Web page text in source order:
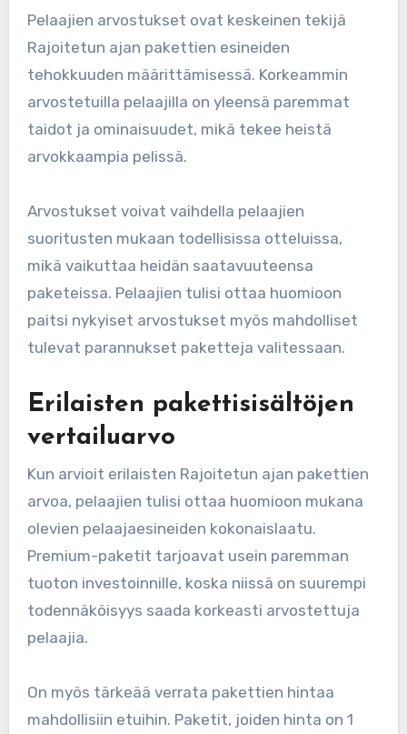
Pelaajien arvostukset ovat keskeinen tekijä
Rajoitetun ajan pakettien esineiden
tehokkuuden määrittämisessä. Korkeammin
arvostetuilla pelaajilla on yleensä paremmat
taidot ja ominaisuudet, mikä tekee heistä
arvokkaampia pelissä.
Arvostukset voivat vaihdella pelaajien
suoritusten mukaan todellisissa otteluissa,
mikä vaikuttaa heidän saatavuuteensa
paketeissa. Pelaajien tulisi ottaa huomioon
paitsi nykyiset arvostukset myös mahdolliset
tulevat parannukset paketteja valitessaan.
Erilaisten pakettisisältöjen
vertailuarvo
Kun arvioit erilaisten Rajoitetun ajan pakettien
arvoa, pelaajien tulisi ottaa huomioon mukana
olevien pelaajaesineiden kokonaislaatu.
Premium-paketit tarjoavat usein paremman
tuoton investoinnille, koska niissä on suurempi
todennäköisyys saada korkeasti arvostettuja
pelaajia.
On myös tärkeää verrata pakettien hintaa
mahdollisiin etuihin. Paketit, joiden hinta on 1